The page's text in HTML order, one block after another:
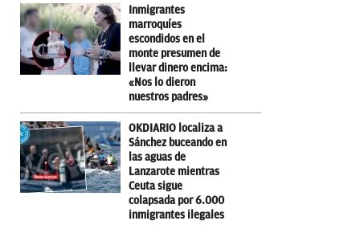
Inmigrantes
marroquíes
escondidos en el
monte presumen de
llevar dinero encima:
«Nos lo dieron
nuestros padres»
OKDIARIO localiza a
Sánchez buceando en
las aguas de
Lanzarote mientras
Ceuta sigue
colapsada por 6.000
inmigrantes ilegales